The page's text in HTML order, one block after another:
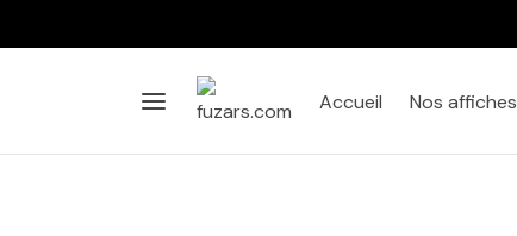
Accueil Nos affiches